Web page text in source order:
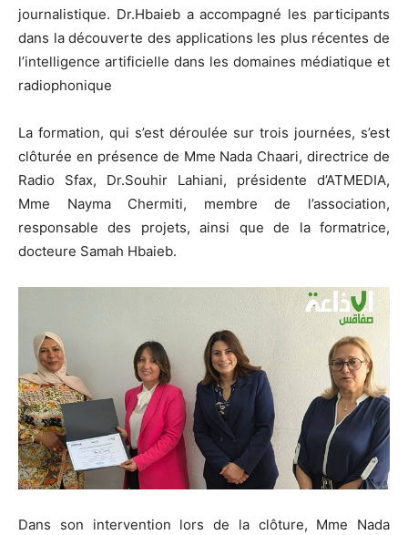
journalistique. Dr.Hbaieb a accompagné les participants
dans la découverte des applications les plus récentes de
l’intelligence artificielle dans les domaines médiatique et
radiophonique
La formation, qui s’est déroulée sur trois journées, s’est
clôturée en présence de Mme Nada Chaari, directrice de
Radio Sfax, Dr.Souhir Lahiani, présidente d’ATMEDIA,
Mme Nayma Chermiti, membre de l’association,
responsable des projets, ainsi que de la formatrice,
docteure Samah Hbaieb.
Dans son intervention lors de la clôture, Mme Nada